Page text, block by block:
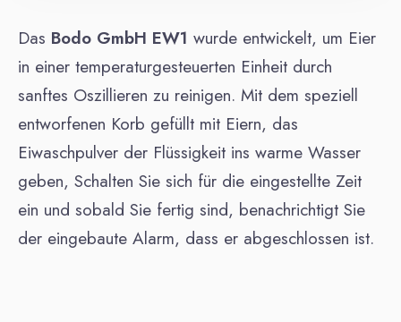
Das Bodo GmbH EW1 wurde entwickelt, um Eier
in einer temperaturgesteuerten Einheit durch
sanftes Oszillieren zu reinigen. Mit dem speziell
entworfenen Korb gefüllt mit Eiern, das
Eiwaschpulver der Flüssigkeit ins warme Wasser
geben, Schalten Sie sich für die eingestellte Zeit
ein und sobald Sie fertig sind, benachrichtigt Sie
der eingebaute Alarm, dass er abgeschlossen ist.